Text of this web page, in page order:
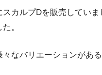
カルプDを販売してい
。
なバリエーションがあ